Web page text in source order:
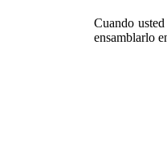
Cuando
ensamblarlo